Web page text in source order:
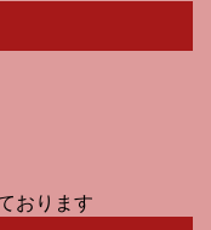
おります